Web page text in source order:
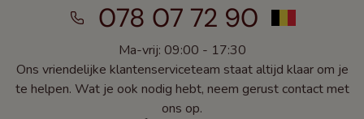
078 07 72 90
Ma-vrij: 09:00 - 17:30
Ons vriendelijke klantenserviceteam staat altijd klaar om je
te helpen. Wat je ook nodig hebt, neem gerust contact met
ons op.